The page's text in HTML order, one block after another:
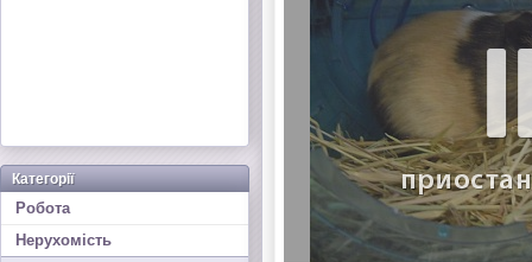
Категорії
Робота
Нерухомість